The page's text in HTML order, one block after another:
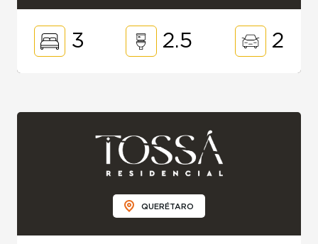
3 2.5 2
QUERÉTARO